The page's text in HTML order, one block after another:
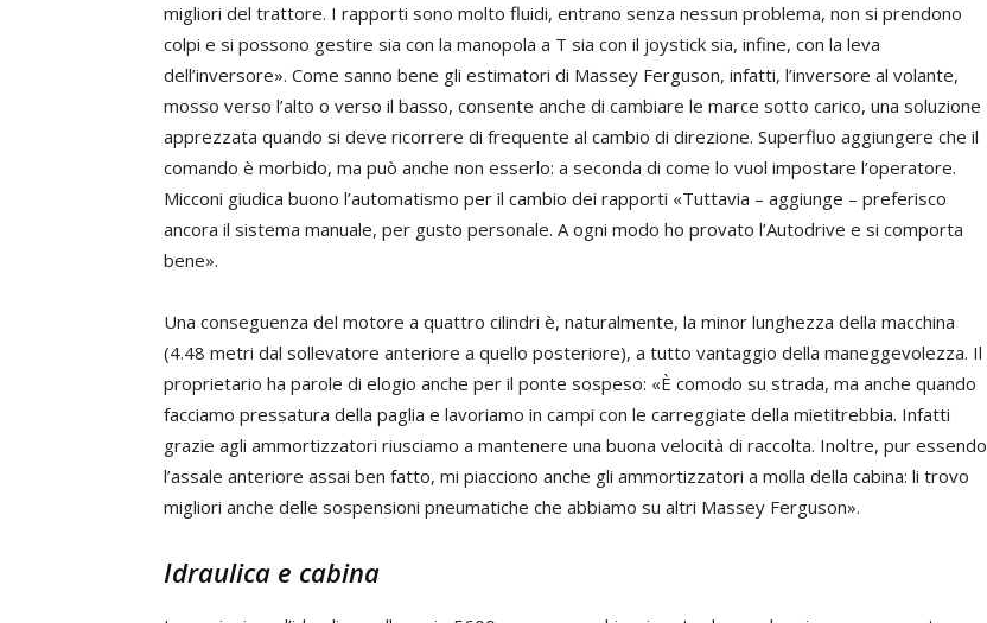
migliori del trattore. I rapporti sono molto fluidi, entrano senza nessun problema, non si prendono
colpi e si possono gestire sia con la manopola a T sia con il joystick sia, infine, con la leva
dell’inversore». Come sanno bene gli estimatori di Massey Ferguson, infatti, l’inversore al volante,
mosso verso l’alto o verso il basso, consente anche di cambiare le marce sotto carico, una soluzione
apprezzata quando si deve ricorrere di frequente al cambio di direzione. Superfluo aggiungere che il
comando è morbido, ma può anche non esserlo: a seconda di come lo vuol impostare l’operatore.
Micconi giudica buono l’automatismo per il cambio dei rapporti «Tuttavia – aggiunge – preferisco
ancora il sistema manuale, per gusto personale. A ogni modo ho provato l’Autodrive e si comporta
bene».
Una conseguenza del motore a quattro cilindri è, naturalmente, la minor lunghezza della macchina
(4.48 metri dal sollevatore anteriore a quello posteriore), a tutto vantaggio della maneggevolezza. Il
proprietario ha parole di elogio anche per il ponte sospeso: «È comodo su strada, ma anche quando
facciamo pressatura della paglia e lavoriamo in campi con le carreggiate della mietitrebbia. Infatti
grazie agli ammortizzatori riusciamo a mantenere una buona velocità di raccolta. Inoltre, pur essendo
l’assale anteriore assai ben fatto, mi piacciono anche gli ammortizzatori a molla della cabina: li trovo
migliori anche delle sospensioni pneumatiche che abbiamo su altri Massey Ferguson».
Idraulica e cabina